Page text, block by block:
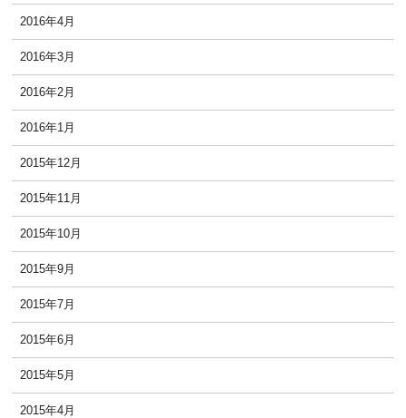
2016年4月
2016年3月
2016年2月
2016年1月
2015年12月
2015年11月
2015年10月
2015年9月
2015年7月
2015年6月
2015年5月
2015年4月